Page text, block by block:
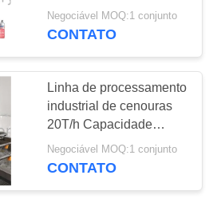
do
320
plantas de
transformação de
Negociável MOQ:1 conjunto
CONTATO
Linha de processamento
industrial de cenouras
20T/h Capacidade
SUS304 aço inoxidável
Negociável MOQ:1 conjunto
CONTATO